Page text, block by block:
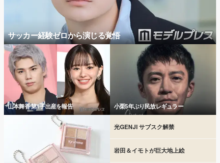
サッカー経験ゼロから演じる覚悟
山本舞香 第1子出産を報告 小栗5年ぶり民放レギュラー
光GENJI サブスク解禁
岩田＆イモトが巨大地上絵